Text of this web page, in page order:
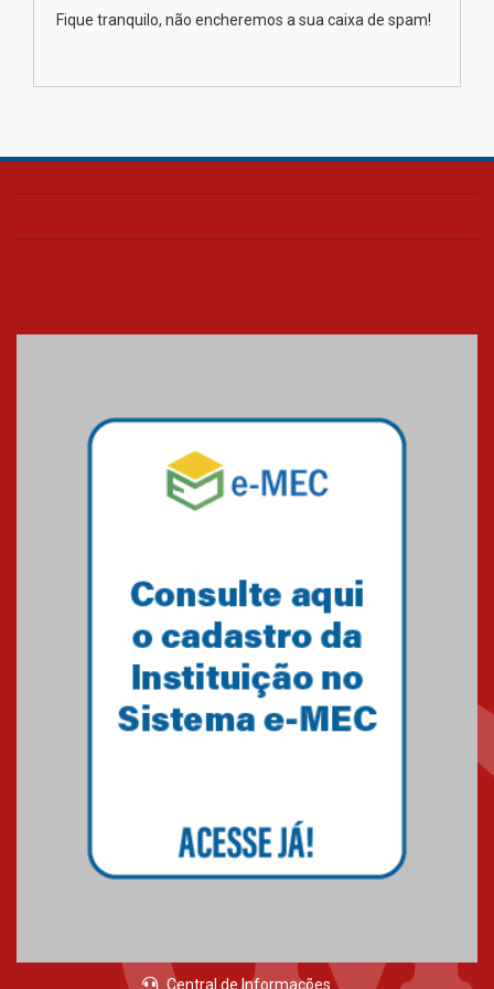
Transformadora reúne
Fique tranquilo, não encheremos a sua caixa de spam!
Central de Informações